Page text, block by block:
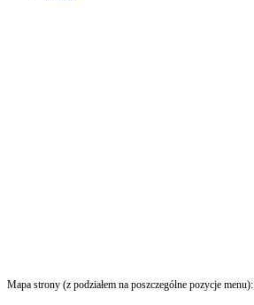
Mapa strony (z podziałem na poszczególne pozycje menu):